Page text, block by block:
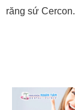
răng sứ Cercon.